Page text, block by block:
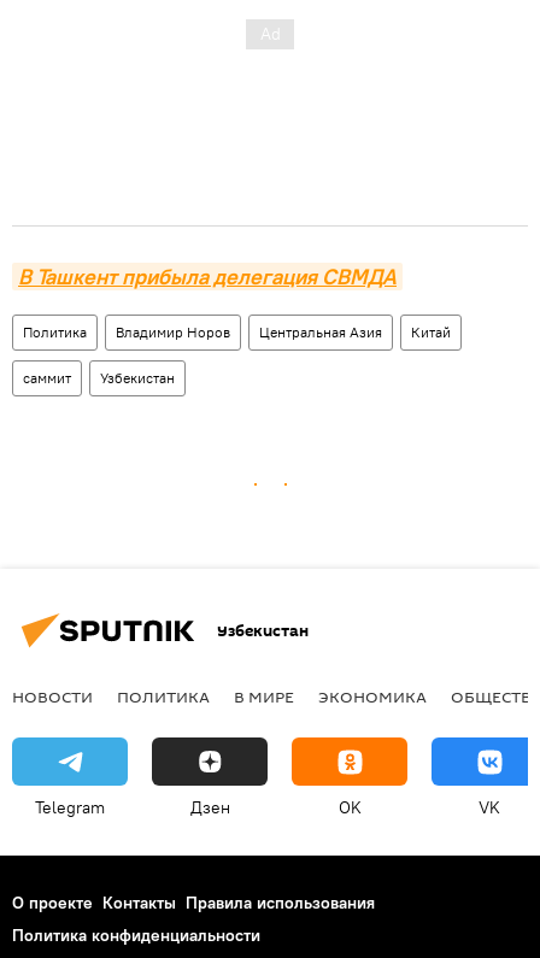
В Ташкент прибыла делегация СВМДА
Политика Владимир Норов Центральная Азия Китай
саммит Узбекистан
Узбекистан
НОВОСТИ ПОЛИТИКА В МИРЕ ЭКОНОМИКА
Telegram Дзен OK VK
О проекте Контакты Правила использования
Политика конфиденциальности